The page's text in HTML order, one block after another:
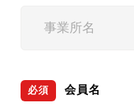
必須 会員名